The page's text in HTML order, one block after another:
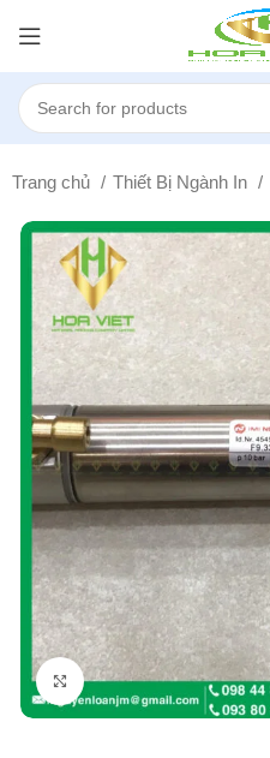
Trang chủ Thiết Bị Ngành In
Click to enlarge